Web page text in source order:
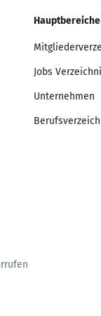
Hauptbereiche
Jobs
Unternehmen